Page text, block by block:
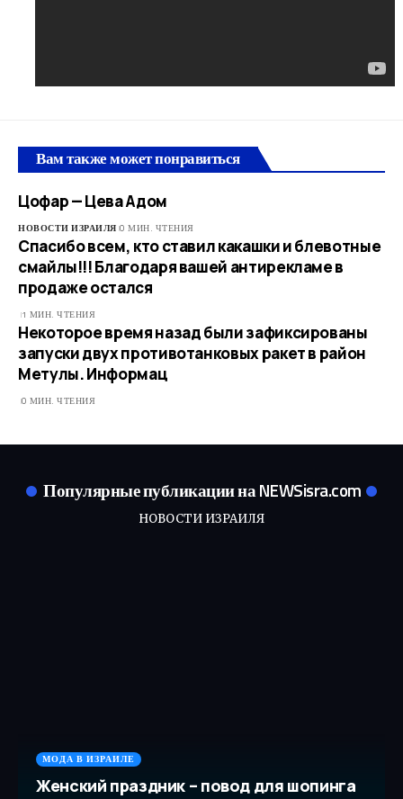
Вам также может понравиться
Цофар — Цева Адом
НОВОСТИ ИЗРАИЛЯ 0 МИН. ЧТЕНИЯ
Спасибо всем, кто ставил какашки и блевотные
смайлы!!! Благодаря вашей антирекламе в
продаже остался
1 МИН. ЧТЕНИЯ
Некоторое время назад были зафиксированы
запуски двух противотанковых ракет в район
Метулы. Информац
0 МИН. ЧТЕНИЯ
Популярные публикации на NEWSisra.com
НОВОСТИ ИЗРАИЛЯ
МОДА В ИЗРАИЛЕ
Женский праздник – повод для шопинга